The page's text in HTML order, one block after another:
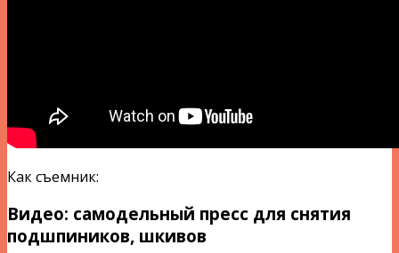
Как съемник:
Видео: самодельный пресс для снятия
подшпиников, шкивов